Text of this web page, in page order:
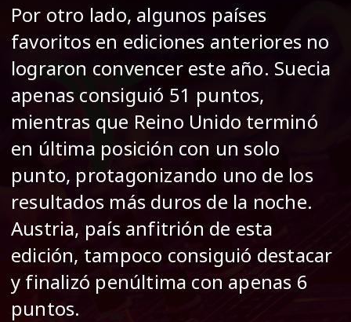
Por otro lado, algunos países
favoritos en ediciones anteriores no
lograron convencer este año. Suecia
apenas consiguió 51 puntos,
mientras que Reino Unido terminó
en última posición con un solo
punto, protagonizando uno de los
resultados más duros de la noche.
Austria, país anfitrión de esta
edición, tampoco consiguió destacar
y finalizó penúltima con apenas 6
puntos.